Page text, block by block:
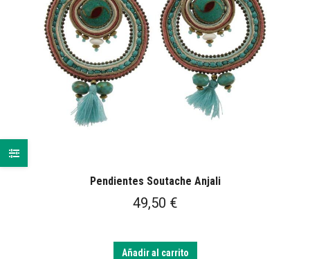
Pendientes Soutache Anjali
49,50 €
Añadir al carrito